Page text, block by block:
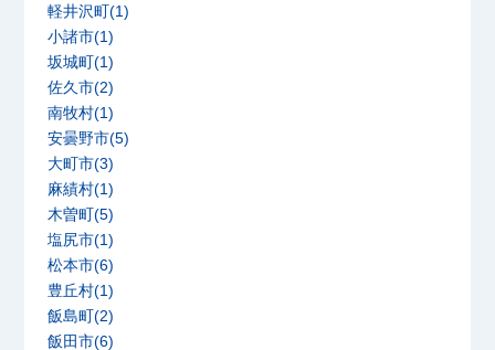
軽井沢町(1)
小諸市(1)
坂城町(1)
佐久市(2)
南牧村(1)
安曇野市(5)
大町市(3)
麻績村(1)
木曽町(5)
塩尻市(1)
松本市(6)
豊丘村(1)
飯島町(2)
飯田市(6)